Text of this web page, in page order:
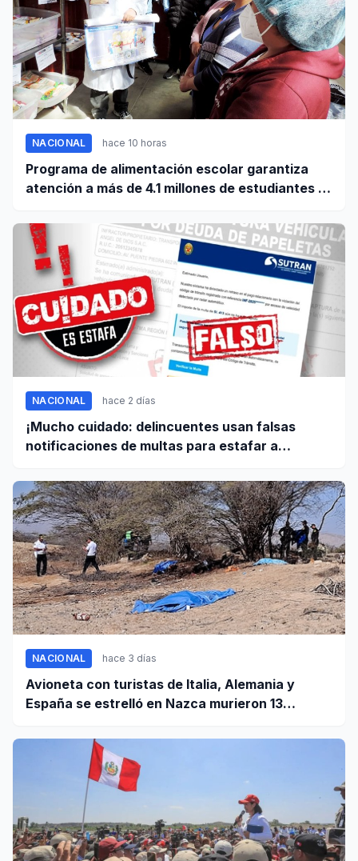
NACIONAL hace 10 horas
Programa de alimentación escolar garantiza
atención a más de 4.1 millones de estudiantes a
NACIONAL hace 2 días
¡Mucho cuidado: delincuentes usan falsas
notificaciones de multas para estafar a
NACIONAL hace 3 días
Avioneta con turistas de Italia, Alemania y
España se estrelló en Nazca murieron 13